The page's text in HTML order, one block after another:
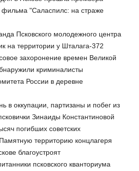
фильма "Саласпилс: на страже
Псковского молодежного центра
на территории у Шталага-372
захоронение времен Великой
криминалисты
России в деревне
в оккупации, партизаны и побег из
Зинаиды Константиновой
погибших советских
территорию концлагеря
благоустроят
псковского кванториума